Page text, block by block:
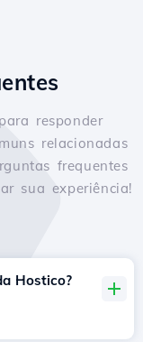
responder
relacionadas
frequentes
sua experiência!
Hostico?